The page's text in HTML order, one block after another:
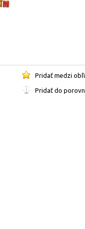
Pridať medzi
Pridať do